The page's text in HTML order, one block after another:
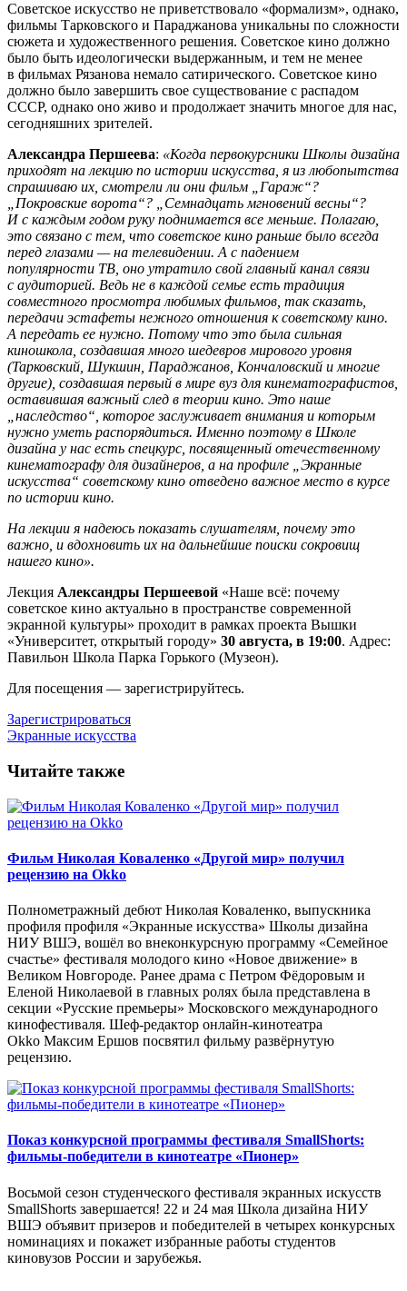
Советское искусство не приветствовало «формализм», однако,
фильмы Тарковского и Параджанова уникальны по сложности
сюжета и художественного решения. Советское кино должно
было быть идеологически выдержанным, и тем не менее
в фильмах Рязанова немало сатирического. Советское кино
должно было завершить свое существование с распадом
СССР, однако оно живо и продолжает значить многое для нас,
сегодняшних зрителей.
Александра Першеева: «Когда первокурсники Школы дизайна
приходят на лекцию по истории искусства, я из любопытства
спрашиваю их, смотрели ли они фильм „Гараж“?
„Покровские ворота“? „Семнадцать мгновений весны“?
И с каждым годом руку поднимается все меньше. Полагаю,
это связано с тем, что советское кино раньше было всегда
перед глазами — на телевидении. А с падением
популярности ТВ, оно утратило свой главный канал связи
с аудиторией. Ведь не в каждой семье есть традиция
совместного просмотра любимых фильмов, так сказать,
передачи эстафеты нежного отношения к советскому кино.
А передать ее нужно. Потому что это была сильная
киношкола, создавшая много шедевров мирового уровня
(Тарковский, Шукшин, Параджанов, Кончаловский и многие
другие), создавшая первый в мире вуз для кинематографистов,
оставившая важный след в теории кино. Это наше
„наследство“, которое заслуживает внимания и которым
нужно уметь распорядиться. Именно поэтому в Школе
дизайна у нас есть спецкурс, посвященный отечественному
кинематографу для дизайнеров, а на профиле „Экранные
искусства“ советскому кино отведено важное место в курсе
по истории кино.
На лекции я надеюсь показать слушателям, почему это
важно, и вдохновить их на дальнейшие поиски сокровищ
нашего кино».
Лекция Александры Першеевой «Наше всё: почему
советское кино актуально в пространстве современной
экранной культуры» проходит в рамках проекта Вышки
«Университет, открытый городу» 30 августа, в 19:00. Адрес:
Павильон Школа Парка Горького (Музеон).
Для посещения — зарегистрируйтесь.
Зарегистрироваться
Экранные искусства
Читайте также
Фильм Николая Коваленко «Другой мир» получил
рецензию на Okko
Полнометражный дебют Николая Коваленко, выпускника
профиля профиля «Экранные искусства» Школы дизайна
НИУ ВШЭ, вошёл во внеконкурсную программу «Семейное
счастье» фестиваля молодого кино «Новое движение» в
Великом Новгороде. Ранее драма с Петром Фёдоровым и
Еленой Николаевой в главных ролях была представлена в
секции «Русские премьеры» Московского международного
кинофестиваля. Шеф-редактор онлайн-кинотеатра
Okko Максим Ершов посвятил фильму развёрнутую
рецензию.
Показ конкурсной программы фестиваля SmallShorts:
фильмы-победители в кинотеатре «Пионер»
Восьмой сезон студенческого фестиваля экранных искусств
SmallShorts завершается! 22 и 24 мая Школа дизайна НИУ
ВШЭ объявит призеров и победителей в четырех конкурсных
номинациях и покажет избранные работы студентов
киновузов России и зарубежья.